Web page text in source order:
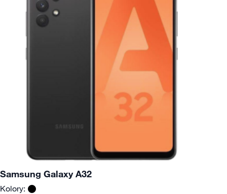
Samsung Galaxy A32
Kolory: